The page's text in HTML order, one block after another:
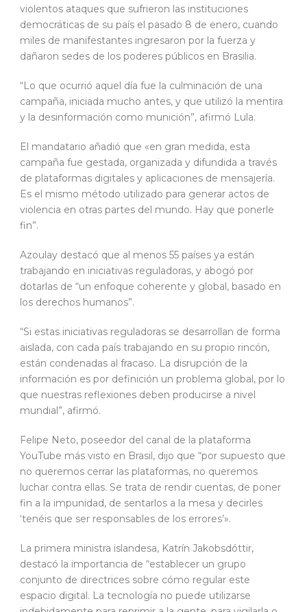
violentos ataques que sufrieron las instituciones
democráticas de su país el pasado 8 de enero, cuando
miles de manifestantes ingresaron por la fuerza y
dañaron sedes de los poderes públicos en Brasilia.
“Lo que ocurrió aquel día fue la culminación de una
campaña, iniciada mucho antes, y que utilizó la mentira
y la desinformación como munición”, afirmó Lula.
El mandatario añadió que «en gran medida, esta
campaña fue gestada, organizada y difundida a través
de plataformas digitales y aplicaciones de mensajería.
Es el mismo método utilizado para generar actos de
violencia en otras partes del mundo. Hay que ponerle
fin”.
Azoulay destacó que al menos 55 países ya están
trabajando en iniciativas reguladoras, y abogó por
dotarlas de “un enfoque coherente y global, basado en
los derechos humanos”.
“Si estas iniciativas reguladoras se desarrollan de forma
aislada, con cada país trabajando en su propio rincón,
están condenadas al fracaso. La disrupción de la
información es por definición un problema global, por lo
que nuestras reflexiones deben producirse a nivel
mundial”, afirmó.
Felipe Neto, poseedor del canal de la plataforma
YouTube más visto en Brasil, dijo que “por supuesto que
no queremos cerrar las plataformas, no queremos
luchar contra ellas. Se trata de rendir cuentas, de poner
fin a la impunidad, de sentarlos a la mesa y decirles
‘tenéis que ser responsables de los errores’».
La primera ministra islandesa, Katrín Jakobsdóttir,
destacó la importancia de “establecer un grupo
conjunto de directrices sobre cómo regular este
espacio digital. La tecnología no puede utilizarse